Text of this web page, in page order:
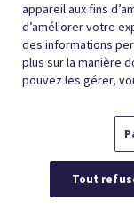
FRENCH (BELGIUM)
NLNEDERLANDS
CONDITIONS
COOKIES
PARAMÈTRES
appareil aux fins
d’améliorer votre
des informations
plus sur la manière
pouvez les gérer,
Tout